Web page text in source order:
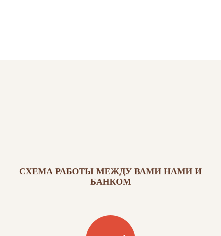
СХЕМА РАБОТЫ МЕЖДУ ВАМИ НАМИ И
БАНКОМ